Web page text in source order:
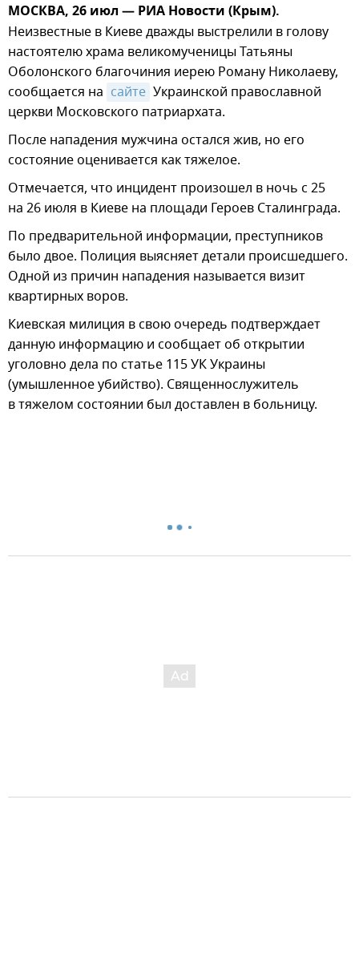
МОСКВА, 26 июл — РИА Новости (Крым).
Неизвестные в Киеве дважды выстрелили в голову
настоятелю храма великомученицы Татьяны
Оболонского благочиния иерею Роману Николаеву,
сообщается на сайте Украинской православной
церкви Московского патриархата.
После нападения мужчина остался жив, но его
состояние оценивается как тяжелое.
Отмечается, что инцидент произошел в ночь с 25
на 26 июля в Киеве на площади Героев Сталинграда.
По предварительной информации, преступников
было двое. Полиция выясняет детали происшедшего.
Одной из причин нападения называется визит
квартирных воров.
Киевская милиция в свою очередь подтверждает
данную информацию и сообщает об открытии
уголовно дела по статье 115 УК Украины
(умышленное убийство). Священнослужитель
в тяжелом состоянии был доставлен в больницу.